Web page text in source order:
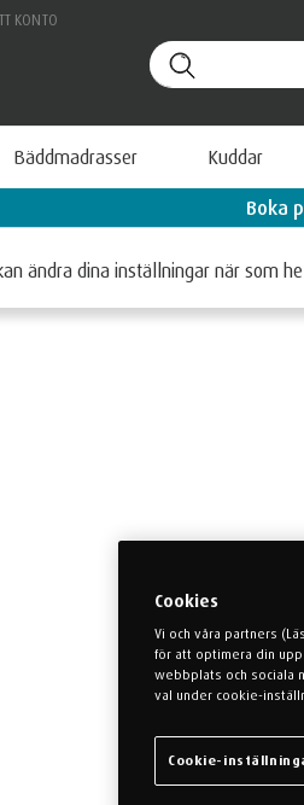
KONTO
Bäddmadrasser Kuddar
Boka
ändra dina inställningar när som
Cookies
Vi och våra partners
för att optimera din
webbplats och sociala
val under cookie-
Cookie-